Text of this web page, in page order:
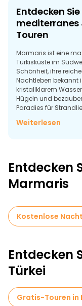
Entdecken
mediterranes
Touren
Marmaris ist eine
Türkisküste im
Schönheit, ihre
Nachtleben bekannt
kristallklarem
Hügeln und
Paradies für
Eine der besten
Stadt
gleich, ob Sie den
erkunden, durch die
Architektur
die auf die Zeit
kostenlosen Tour
Stadt entdecken.
Weiterlesen
Entdecken
Marmaris
Kostenlose
Entdecken
Türkei
Gratis-Touren in